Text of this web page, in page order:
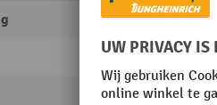
ja
Hand
Staal